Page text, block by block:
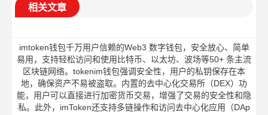
相关文章
imtoken钱包千万用户信赖的Web3 数字钱包，安全放心、简单
易用，支持轻松访问和使用比特币、以太坊、波场等50+ 条主流
区块链网络。tokenim钱包强调安全性，用户的私钥保存在本
地，确保资产不易被盗取。内置的去中心化交易所（DEX）功
能，用户可以直接进行加密货币交易，增强了交易的安全性和隐
私。此外，imToken还支持多链操作和访问去中心化应用（DAp